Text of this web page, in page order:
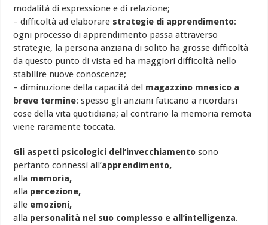
modalità di espressione e di relazione;
– difficoltà ad elaborare strategie di apprendimento:
ogni processo di apprendimento passa attraverso
strategie, la persona anziana di solito ha grosse difficoltà
da questo punto di vista ed ha maggiori difficoltà nello
stabilire nuove conoscenze;
– diminuzione della capacità del magazzino mnesico a
breve termine: spesso gli anziani faticano a ricordarsi
cose della vita quotidiana; al contrario la memoria remota
viene raramente toccata.
Gli aspetti psicologici dell’invecchiamentosono
pertanto connessi all’apprendimento,
alla memoria,
alla percezione,
alle emozioni,
alla personalità nel suo complesso e all’intelligenza.